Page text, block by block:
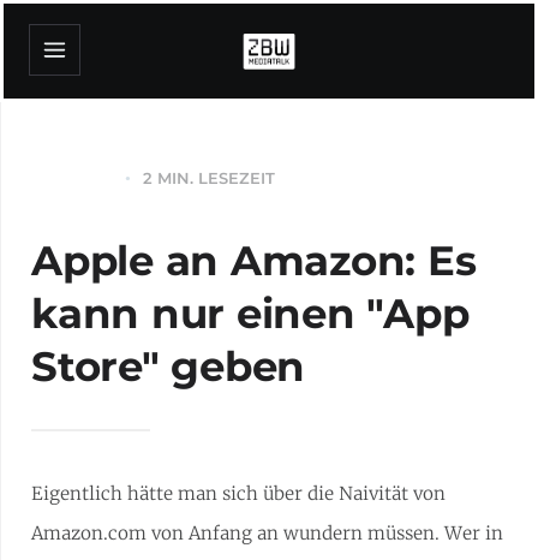
2 MIN. LESEZEIT
Apple an Amazon: Es
kann nur einen "App
Store" geben
Eigentlich hätte man sich über die Naivität von
Amazon.com von Anfang an wundern müssen. Wer in